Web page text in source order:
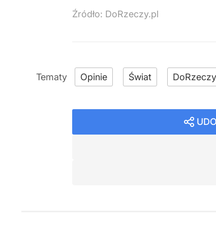
Źródło: DoRzeczy.pl
Opinie Świat